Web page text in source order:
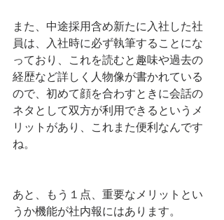
また、中途採用含め新たに入社した社
員は、入社時に必ず執筆することにな
っており、これを読むと趣味や過去の
経歴など詳しく人物像が書かれている
ので、初めて顔を合わすときに会話の
ネタとして双方が利用できるというメ
リットがあり、これまた便利なんです
ね。
あと、もう１点、重要なメリットとい
うか機能が社内報にはあります。